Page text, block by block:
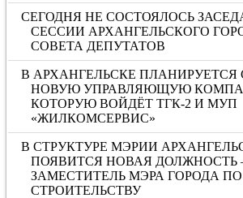
СЕГОДНЯ НЕ СОСТОЯЛОСЬ
СЕССИИ АРХАНГЕЛЬСКОГО
СОВЕТА ДЕПУТАТОВ
В АРХАНГЕЛЬСКЕ ПЛАНИРУЕТСЯ
НОВУЮ УПРАВЛЯЮЩУЮ
КОТОРУЮ ВОЙДЁТ ТГК-2 И МУП
«ЖИЛКОМСЕРВИС»
В СТРУКТУРЕ МЭРИИ
ПОЯВИТСЯ НОВАЯ ДОЛЖНОСТЬ
ЗАМЕСТИТЕЛЬ МЭРА ГОРОДА ПО
СТРОИТЕЛЬСТВУ